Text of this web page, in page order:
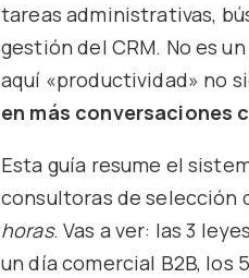
tareas administrativas,
gestión del CRM. No es
aquí «productividad» no
en más conversaciones
Esta guía resume el
consultoras de selección
horas. Vas a ver: las 3
un día comercial B2B, los